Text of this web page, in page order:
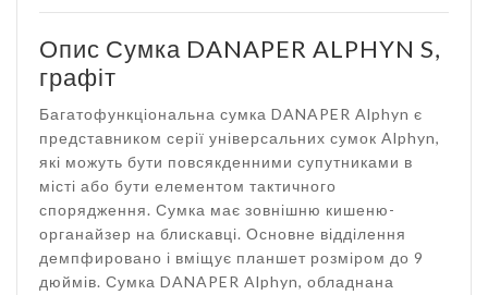
Опис Сумка DANAPER ALPHYN S,
графіт
Багатофункціональна сумка DANAPER Alphyn є
представником серії універсальних сумок Alphyn,
які можуть бути повсякденними супутниками в
місті або бути елементом тактичного
спорядження. Сумка має зовнішню кишеню-
органайзер на блискавці. Основне відділення
демпфировано і вміщує планшет розміром до 9
дюймів. Сумка DANAPER Alphyn, обладнана